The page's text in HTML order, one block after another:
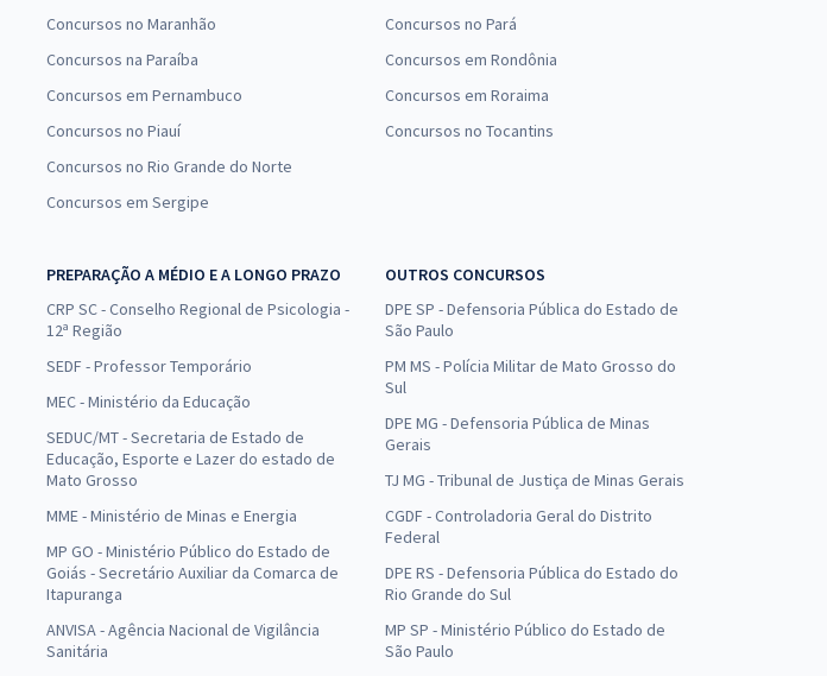
Concursos no Maranhão
Concursos na Paraíba
Concursos em Pernambuco
Concursos no Piauí
Concursos no Rio Grande do Norte
Concursos em Sergipe
Concursos no Pará
Concursos em Rondônia
Concursos em Roraima
Concursos no Tocantins
PREPARAÇÃO A MÉDIO E A LONGO PRAZO
CRP SC - Conselho Regional de Psicologia -
12ª Região
SEDF - Professor Temporário
MEC - Ministério da Educação
SEDUC/MT - Secretaria de Estado de
Educação, Esporte e Lazer do estado de
Mato Grosso
MME - Ministério de Minas e Energia
MP GO - Ministério Público do Estado de
Goiás - Secretário Auxiliar da Comarca de
Itapuranga
ANVISA - Agência Nacional de Vigilância
Sanitária
OUTROS CONCURSOS
DPE SP - Defensoria Pública do Estado de
São Paulo
PM MS - Polícia Militar de Mato Grosso do
Sul
DPE MG - Defensoria Pública de Minas
Gerais
TJ MG - Tribunal de Justiça de Minas Gerais
CGDF - Controladoria Geral do Distrito
Federal
DPE RS - Defensoria Pública do Estado do
Rio Grande do Sul
MP SP - Ministério Público do Estado de
São Paulo